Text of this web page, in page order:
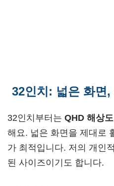
32인치: 넓은 화면,
32인치부터는 QHD 해상도
해요. 넓은 화면을 제대로
가 최적입니다. 저의 개인
된 사이즈이기도 합니다.